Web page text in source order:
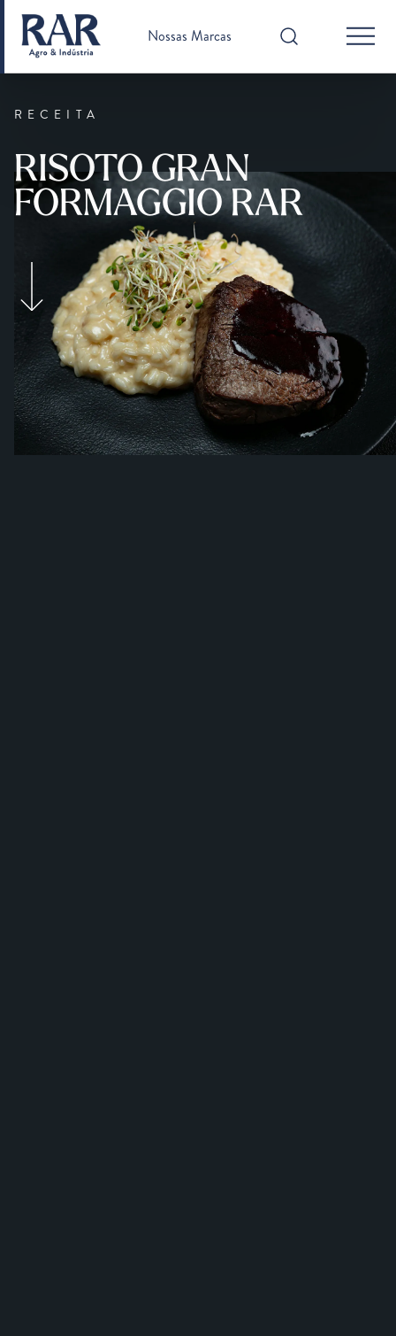
Nossas Marcas
RECEITA
RISOTO GRAN
FORMAGGIO RAR